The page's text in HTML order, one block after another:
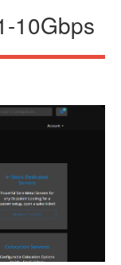
10Gbps